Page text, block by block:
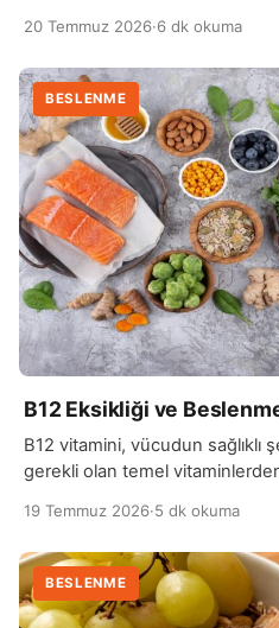
20 Temmuz 2026·6 dk okuma
BESLENME
B12 Eksikliği ve
B12 vitamini, vücudun sağlıklı
gerekli olan temel
metabolizması…
19 Temmuz 2026·5 dk okuma
BESLENME